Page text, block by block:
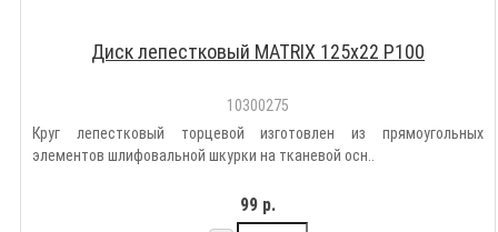
Диск лепестковый MATRIX 125х22 Р100
10300275
Круг лепестковый торцевой изготовлен из прямоугольных
элементов шлифовальной шкурки на тканевой осн..
99 р.